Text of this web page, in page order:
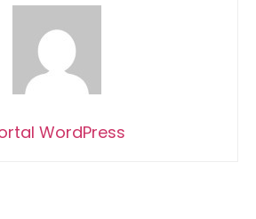
WordPress